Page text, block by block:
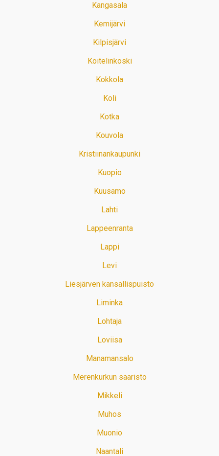
Kangasala
Kemijärvi
Kilpisjärvi
Koitelinkoski
Kokkola
Koli
Kotka
Kouvola
Kristiinankaupunki
Kuopio
Kuusamo
Lahti
Lappeenranta
Lappi
Levi
Liesjärven kansallispuisto
Liminka
Lohtaja
Loviisa
Manamansalo
Merenkurkun saaristo
Mikkeli
Muhos
Muonio
Naantali